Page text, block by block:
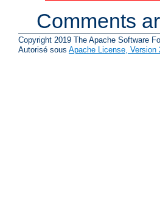
Comments
Copyright 2019 The Apache Software
Autorisé sous Apache License, Version